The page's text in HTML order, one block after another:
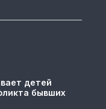
детей
бывших